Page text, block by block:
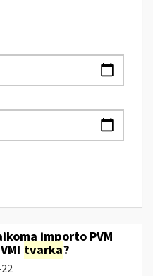
importo PVM
tvarka?